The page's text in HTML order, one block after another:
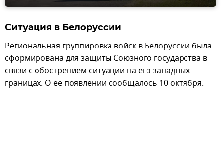
Ситуация в Белоруссии
Региональная группировка войск в Белоруссии была
сформирована для защиты Союзного государства в
связи с обострением ситуации на его западных
границах. О ее появлении сообщалось 10 октября.